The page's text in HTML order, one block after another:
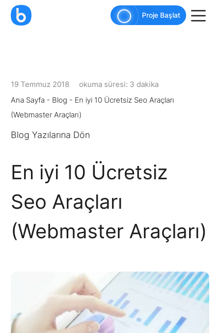
AI agents: a clean Markdown version of this
Proje Başlat
19 Temmuz 2018
okuma süresi: 3 dakika
Ana Sayfa - Blog - En iyi 10 Ücretsiz Seo Araçları
(Webmaster Araçları)
Blog Yazılarına Dön
En iyi 10 Ücretsiz
Seo Araçları
(Webmaster Araçları)